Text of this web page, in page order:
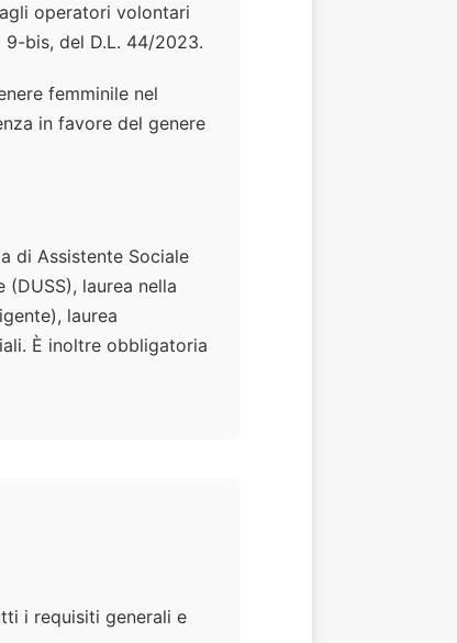
operatori volontari
9-bis, del D.L. 44/2023.
femminile nel
in favore del genere
di Assistente Sociale
laurea nella
laurea
È inoltre obbligatoria
i requisiti generali e